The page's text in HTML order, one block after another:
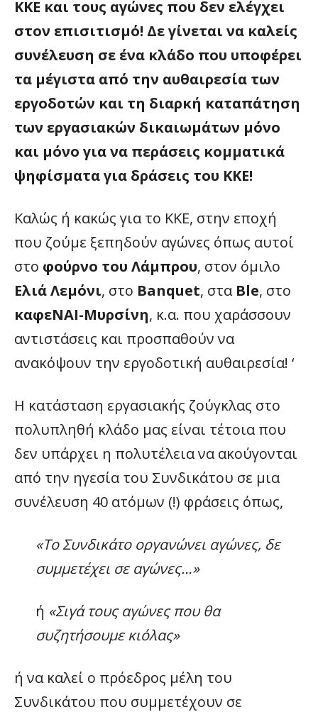
ΚΚΕ και τους αγώνες που δεν ελέγχει
στον επισιτισμό! Δε γίνεται να καλείς
συνέλευση σε ένα κλάδο που υποφέρει
τα μέγιστα από την αυθαιρεσία των
εργοδοτών και τη διαρκή καταπάτηση
των εργασιακών δικαιωμάτων μόνο
και μόνο για να περάσεις κομματικά
ψηφίσματα για δράσεις του ΚΚΕ!
Καλώς ή κακώς για το ΚΚΕ, στην εποχή
που ζούμε ξεπηδούν αγώνες όπως αυτοί
στο φούρνο του Λάμπρου, στον όμιλο
Ελιά Λεμόνι, στο Banquet, στα Ble, στο
καφεΝΑΙ-Μυρσίνη, κ.α. που χαράσσουν
αντιστάσεις και προσπαθούν να
ανακόψουν την εργοδοτική αυθαιρεσία! ‘
Η κατάσταση εργασιακής ζούγκλας στο
πολυπληθή κλάδο μας είναι τέτοια που
δεν υπάρχει η πολυτέλεια να ακούγονται
από την ηγεσία του Συνδικάτου σε μια
συνέλευση 40 ατόμων (!) φράσεις όπως,
«Το Συνδικάτο οργανώνει αγώνες, δε
συμμετέχει σε αγώνες…»
ή «Σιγά τους αγώνες που θα
συζητήσουμε κιόλας»
ή να καλεί ο πρόεδρος μέλη του
Συνδικάτου που συμμετέχουν σε